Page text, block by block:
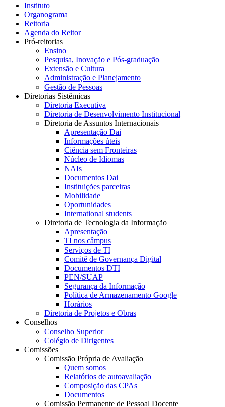
Instituto
Organograma
Reitoria
Agenda do Reitor
Pró-reitorias
Ensino
Pesquisa, Inovação e Pós-graduação
Extensão e Cultura
Administração e Planejamento
Gestão de Pessoas
Diretorias Sistêmicas
Diretoria Executiva
Diretoria de Desenvolvimento Institucional
Diretoria de Assuntos Internacionais
Apresentação Dai
Informações úteis
Ciência sem Fronteiras
Núcleo de Idiomas
NAIs
Documentos Dai
Instituições parceiras
Mobilidade
Oportunidades
International students
Diretoria de Tecnologia da Informação
Apresentação
TI nos câmpus
Serviços de TI
Comitê de Governança Digital
Documentos DTI
PEN/SUAP
Segurança da Informação
Política de Armazenamento Google
Horários
Diretoria de Projetos e Obras
Conselhos
Conselho Superior
Colégio de Dirigentes
Comissões
Comissão Própria de Avaliação
Quem somos
Relatórios de autoavaliação
Composição das CPAs
Documentos
Comissão Permanente de Pessoal Docente